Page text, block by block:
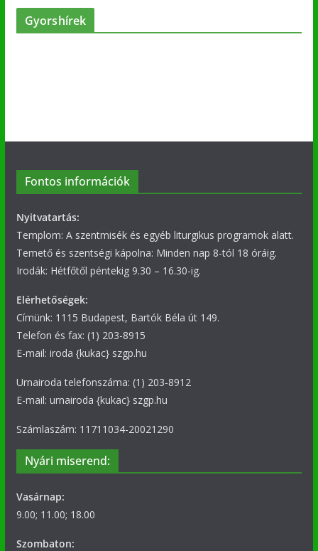
Gyorshírek
Fontos információk
Nyitvatartás:
Templom: A szentmisék és egyéb liturgikus programok alatt.
Temető és szentségi kápolna: Minden nap 8-tól 18 óráig.
Irodák: Hétfőtől péntekig 9.30 – 16.30-ig.
Elérhetőségek:
Címünk: 1115 Budapest, Bartók Béla út 149.
Telefon és fax: (1) 203-8915
E-mail: iroda {kukac} szgp.hu
Urnairoda telefonszáma: (1) 203-8912
E-mail: urnairoda {kukac} szgp.hu
Számlaszám: 11711034-20021290
Nyári miserend:
Vasárnap:
9.00; 11.00; 18.00
Szombaton: